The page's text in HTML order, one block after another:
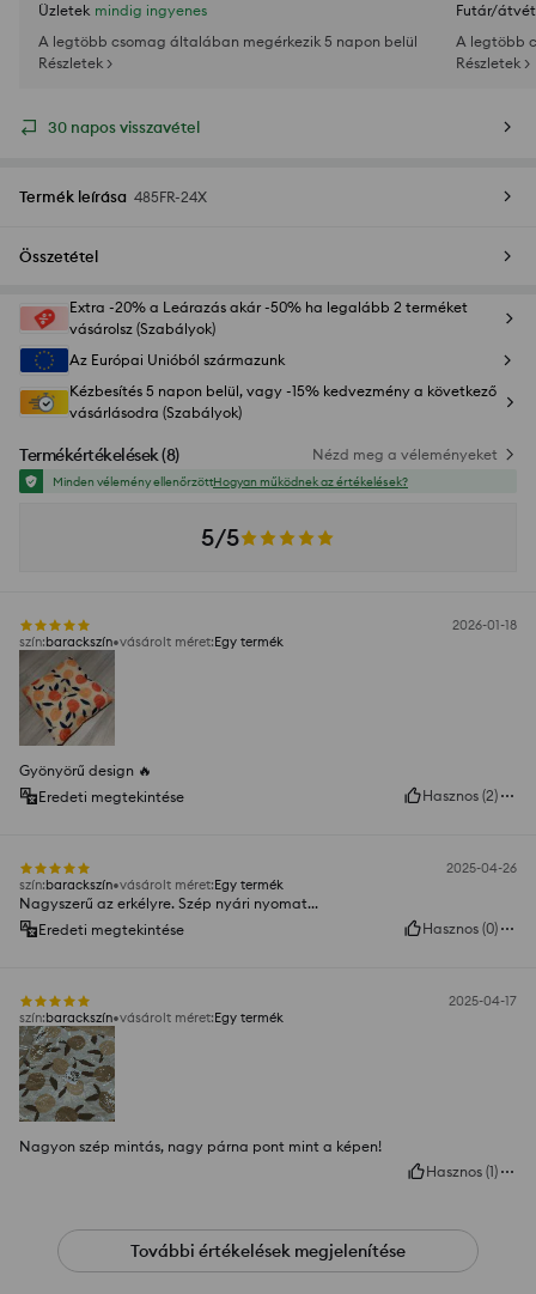
Üzletek mindig ingyenes
A legtöbb csomag általában megérkezik 5 napon belül
Részletek >
Futár/
A legtöbb
Részletek >
30 napos visszavétel
Termék leírása 485FR-24X
Összetétel
Extra -20% a Leárazás akár -50% ha legalább 2 terméket
vásárolsz (Szabályok)
Az Európai Unióból származunk
Kézbesítés 5 napon belül, vagy -15% kedvezmény a következő
vásárlásodra (Szabályok)
Termékértékelések(8) Nézd meg a véleményeket
Minden vélemény ellenőrzöttHogyan működnek az értékelések?
5/5
2026-01-18
szín:barackszín vásárolt méret:Egy termék
Gyönyörű design 🔥
Eredeti megtekintése
Hasznos (2)
2025-04-26
szín:barackszín vásárolt méret:Egy termék
Nagyszerű az erkélyre. Szép nyári nyomat...
Eredeti megtekintése
Hasznos (0)
2025-04-17
szín:barackszín vásárolt méret:Egy termék
Nagyon szép mintás, nagy párna pont mint a képen!
Hasznos (1)
További értékelések megjelenítése